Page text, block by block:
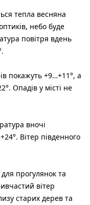
тепла весняна
небо буде
повітря вдень
покажуть +9…+11°, а
Опадів у місті не
вночі
Вітер південного
прогулянок та
вітер
старих дерев та